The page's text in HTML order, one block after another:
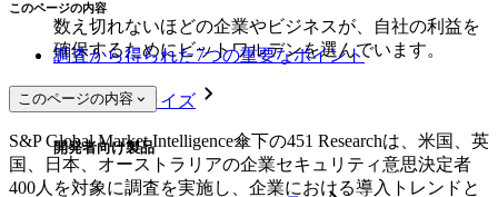
数え切れないほどの企業やビジネスが、自社の利益を
確保するためにビットワルデンを選んでいます。
エンタープライズ
開発者向け製品
このページの内容
調査から得られた7つの重要なポイント
このページの内容
S&P Global Market Intelligence傘下の451 Researchは、米国、英
国、日本、オーストラリアの企業セキュリティ意思決定者
400人を対象に調査を実施し、企業における導入トレンドと